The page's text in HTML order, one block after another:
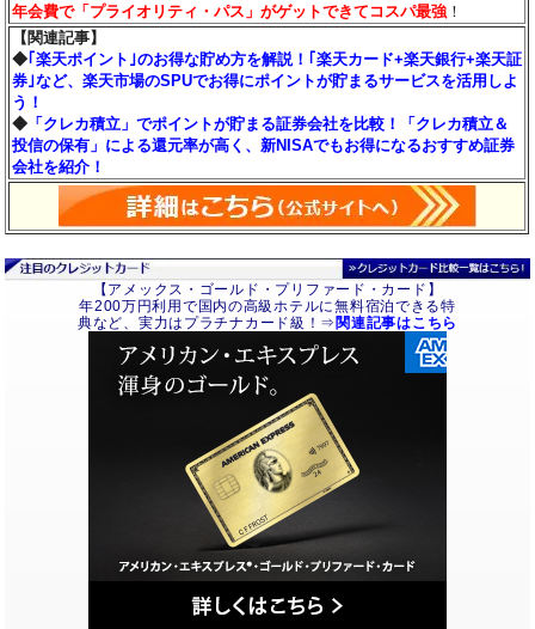
年会費で「プライオリティ・パス」がゲットできてコスパ最強 ！
【関連記事】
◆ ｢楽天ポイント｣のお得な貯め方を解説！｢楽天カード+楽天銀行+楽天証
券｣など、楽天市場のSPUでお得にポイントが貯まるサービスを活用しよ
う！
◆ 「クレカ積立」でポイントが貯まる証券会社を比較！「クレカ積立＆
投信の保有」による還元率が高く、新NISAでもお得になるおすすめ証券
会社を紹介！
【アメックス・ゴールド・プリファード・カード】
年200万円利用で国内の高級ホテルに無料宿泊できる特
典など、実力はプラチナカード級！⇒ 関連記事はこちら